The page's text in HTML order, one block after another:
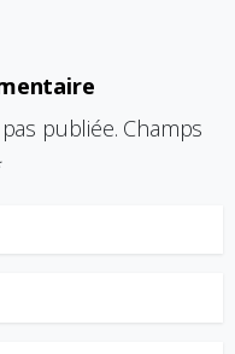
publiée. Champs